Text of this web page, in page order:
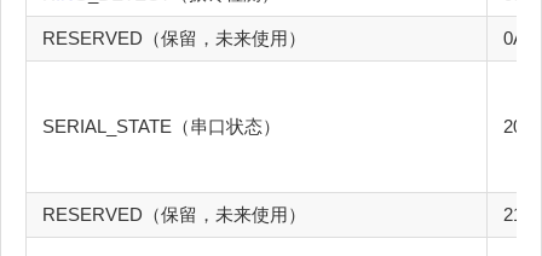
RESERVED（保留，未来使用）
SERIAL_STATE（串口状态） 20h
RESERVED（保留，未来使用）